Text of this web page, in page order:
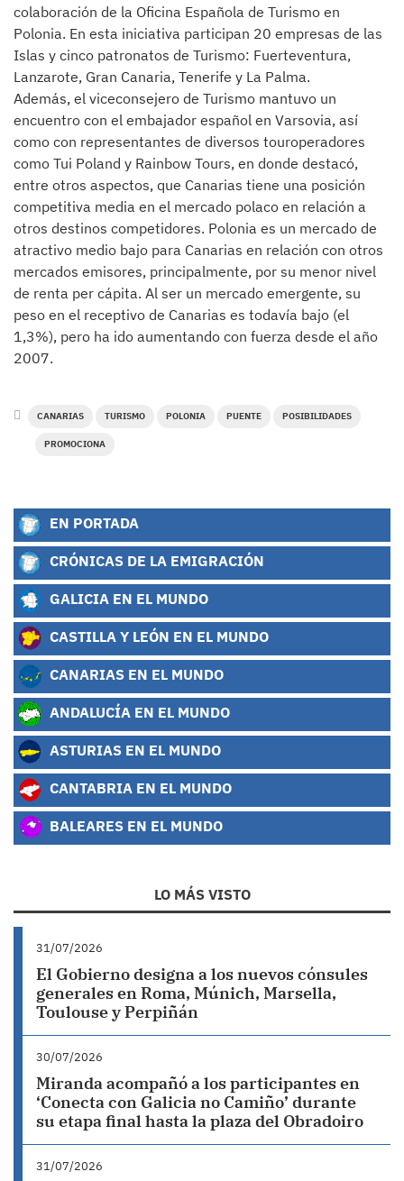
colaboración de la Oficina Española de Turismo en
Polonia. En esta iniciativa participan 20 empresas de las
Islas y cinco patronatos de Turismo: Fuerteventura,
Lanzarote, Gran Canaria, Tenerife y La Palma.
Además, el viceconsejero de Turismo mantuvo un
encuentro con el embajador español en Varsovia, así
como con representantes de diversos touroperadores
como Tui Poland y Rainbow Tours, en donde destacó,
entre otros aspectos, que Canarias tiene una posición
competitiva media en el mercado polaco en relación a
otros destinos competidores. Polonia es un mercado de
atractivo medio bajo para Canarias en relación con otros
mercados emisores, principalmente, por su menor nivel
de renta per cápita. Al ser un mercado emergente, su
peso en el receptivo de Canarias es todavía bajo (el
1,3%), pero ha ido aumentando con fuerza desde el año
2007.
CANARIAS TURISMO POLONIA PUENTE POSIBILIDADES
PROMOCIONA
EN PORTADA
CRÓNICAS DE LA EMIGRACIÓN
GALICIA EN EL MUNDO
CASTILLA Y LEÓN EN EL MUNDO
CANARIAS EN EL MUNDO
ANDALUCÍA EN EL MUNDO
ASTURIAS EN EL MUNDO
CANTABRIA EN EL MUNDO
BALEARES EN EL MUNDO
LO MÁS VISTO
31/07/2026
El Gobierno designa a los nuevos cónsules
generales en Roma, Múnich, Marsella,
Toulouse y Perpiñán
30/07/2026
Miranda acompañó a los participantes en
‘Conecta con Galicia no Camiño’ durante
su etapa final hasta la plaza del Obradoiro
31/07/2026